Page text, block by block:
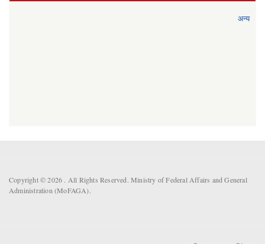
अन्य
Copyright © 2026 . All Rights Reserved. Ministry of Federal Affairs and General
Administration (MoFAGA).